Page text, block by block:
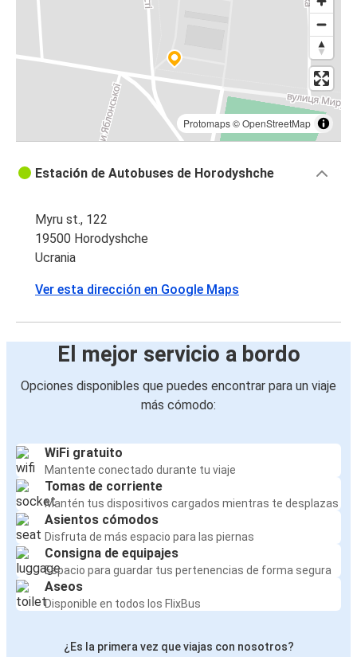
Protomaps©OpenStreetMap
Estación de Autobuses de Horodyshche
Myru st., 122
19500 Horodyshche
Ucrania
Ver esta dirección en Google Maps
El mejor servicio a bordo
Opciones disponibles que puedes encontrar para un viaje
más cómodo:
WiFi gratuito
Mantente conectado durante tu viaje
Tomas de corriente
Mantén tus dispositivos cargados mientras te desplazas
Asientos cómodos
Disfruta de más espacio para las piernas
Consigna de equipajes
Espacio para guardar tus pertenencias de forma segura
Aseos
Disponible en todos los FlixBus
¿Es la primera vez que viajas con nosotros?